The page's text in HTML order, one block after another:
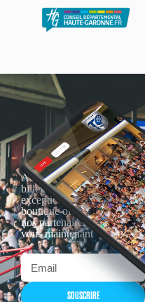
Actualités, nouveautés,
billetterie, remises
exceptionnelles dans la
boutique officielles & chez
nos partenaires… Inscrivez-
vous maintenant
SOUSCRIRE